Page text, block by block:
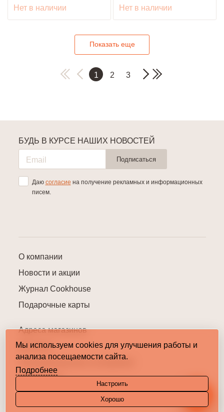
Нет в наличии
Нет в наличии
Показать еще
1 2 3
О компании
Новости и акции
Журнал Cookhouse
Подарочные карты
Адреса магазинов
Контакты
Пользовательское соглашение
Карта сайта
БУДЬ В КУРСЕ НАШИХ НОВОСТЕЙ
Подписаться
Даю согласие на получение рекламных и информационных
писем.
Мы используем cookies для улучшения работы и
анализа посещаемости сайта.
Подробнее
Настроить
Хорошо